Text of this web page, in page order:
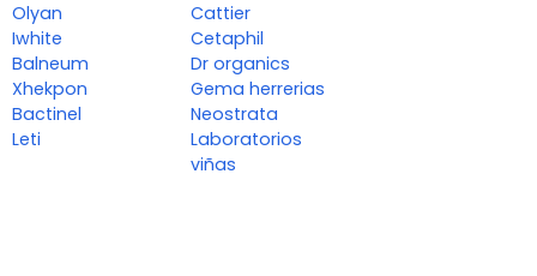
Olyan
Iwhite
Balneum
Xhekpon
Bactinel
Leti
Cattier
Cetaphil
Dr organics
Gema herrerias
Neostrata
Laboratorios
viñas